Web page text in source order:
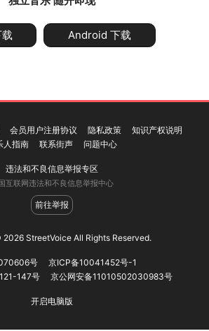
载 Android 下载
会员用户注册协议 隐私政策
知识产权说明
人指南
联系街声 问题中心
违法和不良信息举报专区
互联网违法和不良信息举报中心
前往举报
StreetVoice All Rights Reserved.
号
京ICP备10041452号-1
147号
京公网安备11010502030983号
开启电脑版